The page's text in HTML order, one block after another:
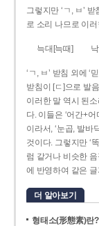
그렇지만 ‘ㄱ, ㅂ’
로 소리 나므로 이
늑대[늑때]
‘ㄱ, ㅂ’ 받침 외에 ‘
받침이 [ㄷ]으로 발
이러한 말 역시 된
다. 이들은 ‘어간+
이라서, ‘눈곱, 발바
것이다. 그렇지만 ‘
럼 같거나 비슷한
에 반영하여 같은
더 알아보기
형태소(形態素)란?